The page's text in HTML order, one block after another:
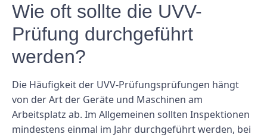
Wie oft sollte die UVV-
Prüfung durchgeführt
werden?
Die Häufigkeit der UVV-Prüfungsprüfungen hängt
von der Art der Geräte und Maschinen am
Arbeitsplatz ab. Im Allgemeinen sollten Inspektionen
mindestens einmal im Jahr durchgeführt werden, bei